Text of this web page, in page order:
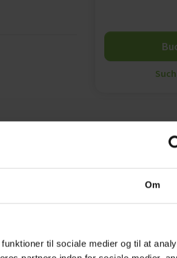
Om
til sociale medier og til at
Okt. 2025